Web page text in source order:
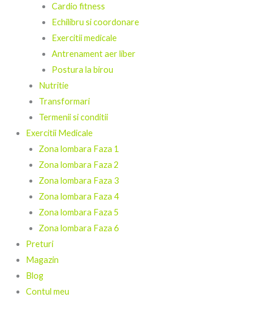
Cardio fitness
Echilibru si coordonare
Exercitii medicale
Antrenament aer liber
Postura la birou
Nutritie
Transformari
Termenii si conditii
Exercitii Medicale
Zona lombara Faza 1
Zona lombara Faza 2
Zona lombara Faza 3
Zona lombara Faza 4
Zona lombara Faza 5
Zona lombara Faza 6
Preturi
Magazin
Blog
Contul meu